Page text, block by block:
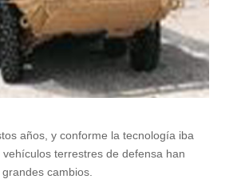
años, y conforme la tecnología iba
terrestres de defensa han
cambios.